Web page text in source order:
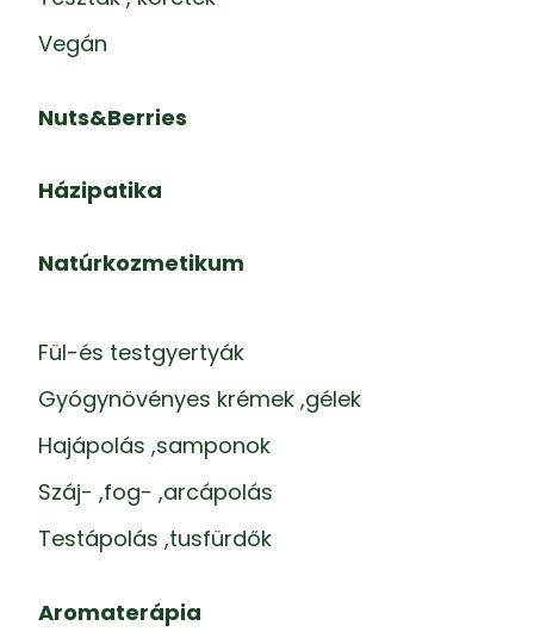
Vegán
Nuts&Berries
Házipatika
Natúrkozmetikum
Fül-és testgyertyák
Gyógynövényes krémek ,gélek
Hajápolás ,samponok
Száj- ,fog- ,arcápolás
Testápolás ,tusfürdők
Aromaterápia